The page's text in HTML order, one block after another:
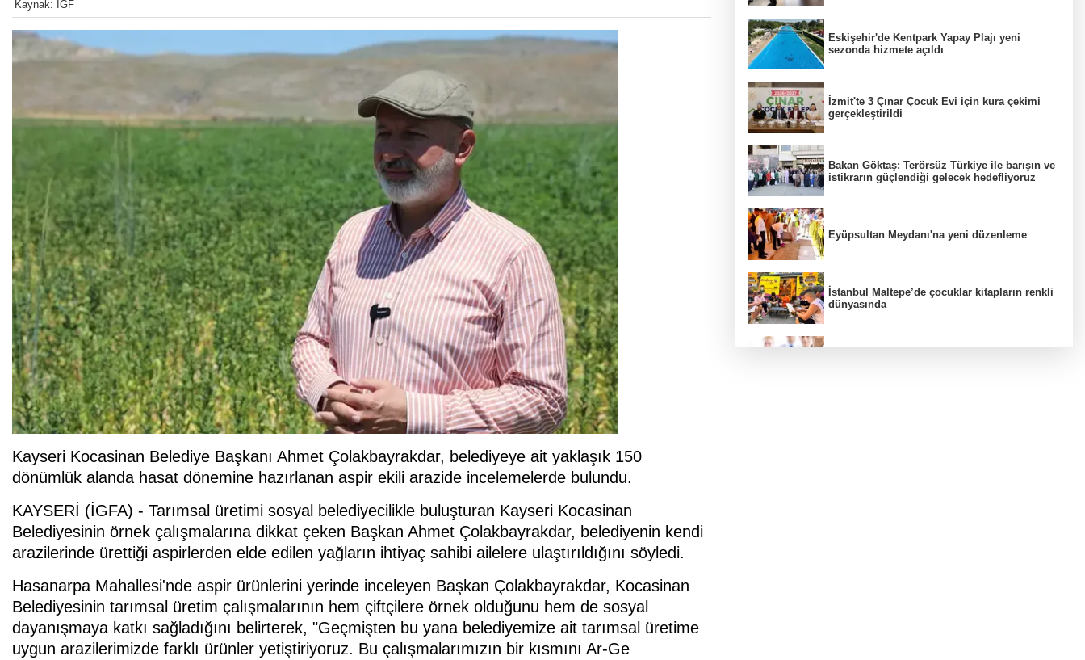
Kaynak: IGF
Kayseri Kocasinan Belediye Başkanı Ahmet Çolakbayrakdar, belediyeye ait yaklaşık 150
dönümlük alanda hasat dönemine hazırlanan aspir ekili arazide incelemelerde bulundu.
KAYSERİ (İGFA) - Tarımsal üretimi sosyal belediyecilikle buluşturan Kayseri Kocasinan
Belediyesinin örnek çalışmalarına dikkat çeken Başkan Ahmet Çolakbayrakdar, belediyenin kendi
arazilerinde ürettiği aspirlerden elde edilen yağların ihtiyaç sahibi ailelere ulaştırıldığını söyledi.
Hasanarpa Mahallesi'nde aspir ürünlerini yerinde inceleyen Başkan Çolakbayrakdar, Kocasinan
Belediyesinin tarımsal üretim çalışmalarının hem çiftçilere örnek olduğunu hem de sosyal
dayanışmaya katkı sağladığını belirterek, "Geçmişten bu yana belediyemize ait tarımsal üretime
uygun arazilerimizde farklı ürünler yetiştiriyoruz. Bu çalışmalarımızın bir kısmını Ar-Ge
Eskişehir'de Kentpark Yapay Plajı yeni
sezonda hizmete açıldı
İzmit'te 3 Çınar Çocuk Evi için kura çekimi
gerçekleştirildi
Bakan Göktaş: Terörsüz Türkiye ile barışın ve
istikrarın güçlendiği gelecek hedefliyoruz
Eyüpsultan Meydanı'na yeni düzenleme
İstanbul Maltepe’de çocuklar kitapların renkli
dünyasında